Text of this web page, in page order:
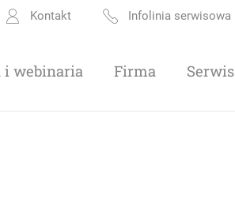
Kontakt Infolinia serwisowa
i webinaria Firma Serwis